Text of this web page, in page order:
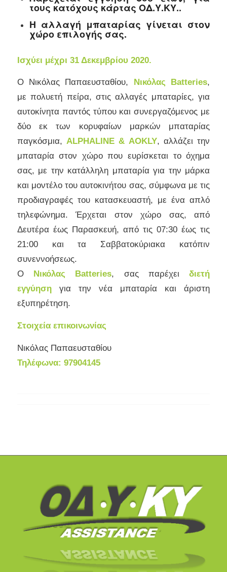
τους κατόχους κάρτας ΟΔ.Υ.ΚΥ..
Η αλλαγή μπαταρίας γίνεται στον
χώρο επιλογής σας.
Ισχύει μέχρι 31 Δεκεμβρίου 2020.
Ο Νικόλας Παπαευσταθίου, Νικόλας Batteries,
με πολυετή πείρα, στις αλλαγές μπαταρίες, για
αυτοκίνητα παντός τύπου και συνεργαζόμενος με
δύο εκ των κορυφαίων μαρκών μπαταρίας
παγκόσμια, ALPHALINE&AOKLY, αλλάζει την
μπαταρία στον χώρο που ευρίσκεται το όχημα
σας, με την κατάλληλη μπαταρία για την μάρκα
και μοντέλο του αυτοκινήτου σας, σύμφωνα με τις
προδιαγραφές του κατασκευαστή, με ένα απλό
τηλεφώνημα. Έρχεται στον χώρο σας, από
Δευτέρα έως Παρασκευή, από τις 07:30 έως τις
21:00 και τα Σαββατοκύριακα κατόπιν
συνεννοήσεως.
Ο Νικόλας Batteries, σας παρέχειδιετή
εγγύησηγια την νέα μπαταρία και άριστη
εξυπηρέτηση.
Στοιχεία επικοινωνίας
Νικόλας Παπαευσταθίου
Τηλέφωνα: 97904145